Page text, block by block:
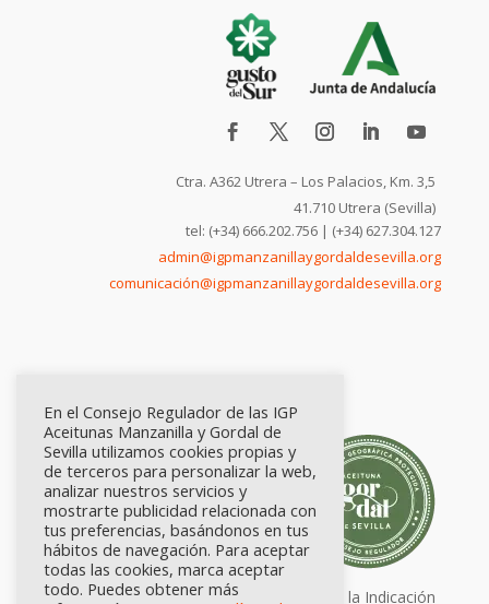
Ctra. A362 Utrera – Los Palacios, Km. 3,5
41.710 Utrera (Sevilla)
tel: (+34) 666.202.756 | (+34) 627.304.127
admin@igpmanzanillaygordaldesevilla.org
comunicación@igpmanzanillaygordaldesevilla.org
Calidad certificada por Origen. Sellos de la Indicación
En el Consejo Regulador de las IGP
Aceitunas Manzanilla y Gordal de
Sevilla utilizamos cookies propias y
de terceros para personalizar la web,
analizar nuestros servicios y
mostrarte publicidad relacionada con
tus preferencias, basándonos en tus
hábitos de navegación. Para aceptar
todas las cookies, marca aceptar
todo. Puedes obtener más